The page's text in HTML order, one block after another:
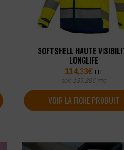
SOFTSHELL HAUTE
LONGLIFE
114,33€ HT
soit 137,20€ TTC
VOIR LA FICHE PRODUIT